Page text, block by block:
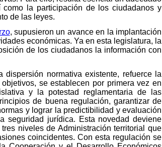
la participación de los ciudadanos y
de las leyes.
, supusieron un avance en la implantación
económicas. Ya en esta legislatura, la
de los ciudadanos la información con
normativa existente, refuerce la
se establecen por primera vez en
y la potestad reglamentaria de las
de buena regulación, garantizar de
y lograr la predictibilidad y evaluación
seguridad jurídica. Esta novedad deviene
niveles de Administración territorial que
coincidentes. Con esta regulación se